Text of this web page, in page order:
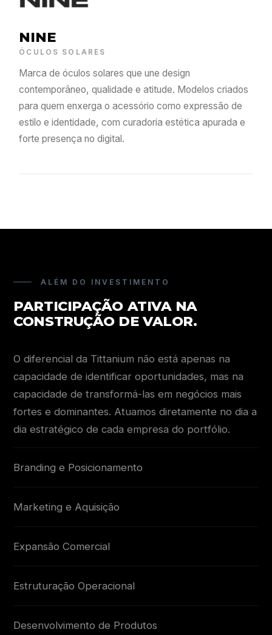
NINE
ÓCULOS SOLARES
Marca de óculos solares que une design
contemporâneo, qualidade e atitude. Modelos criados
para quem enxerga o acessório como expressão de
estilo e identidade, com curadoria estética apurada e
forte presença no digital.
ALÉM DO INVESTIMENTO
PARTICIPAÇÃO ATIVA NA
CONSTRUÇÃO DE VALOR.
O diferencial da Tittanium não está apenas na
capacidade de identificar oportunidades, mas na
capacidade de transformá-las em negócios mais
fortes e dominantes. Atuamos diretamente no dia a
dia estratégico de cada empresa do portfólio.
Branding e Posicionamento
Marketing e Aquisição
Expansão Comercial
Estruturação Operacional
Desenvolvimento de Produtos